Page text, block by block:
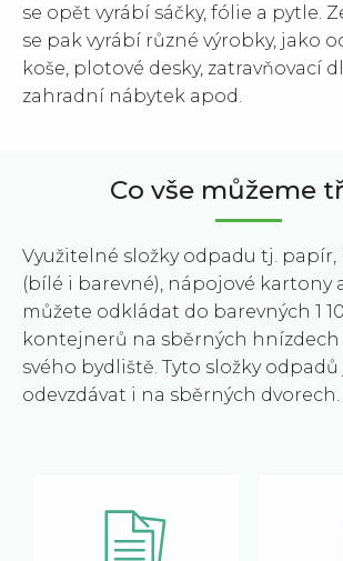
se opět vyrábí sáčky, fólie a pytle.
se pak vyrábí různé výrobky, jako
koše, plotové desky, zatravňovací
zahradní nábytek apod.
Co vše můžeme
Využitelné složky odpadu tj. papír,
(bílé i barevné), nápojové kartony
můžete odkládat do barevných 1
kontejnerů na sběrných
svého bydliště. Tyto složky
odevzdávat i na sběrných dvorech.